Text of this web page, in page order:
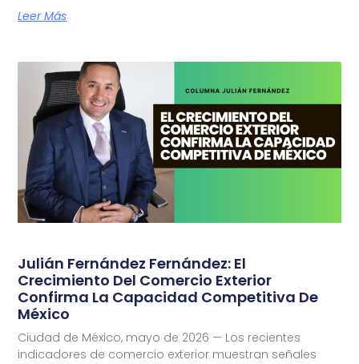
Leer Más
Julián Fernández Fernández: El
Crecimiento Del Comercio Exterior
Confirma La Capacidad Competitiva De
México
Ciudad de México, mayo de 2026 — Los recientes
indicadores de comercio exterior muestran señales